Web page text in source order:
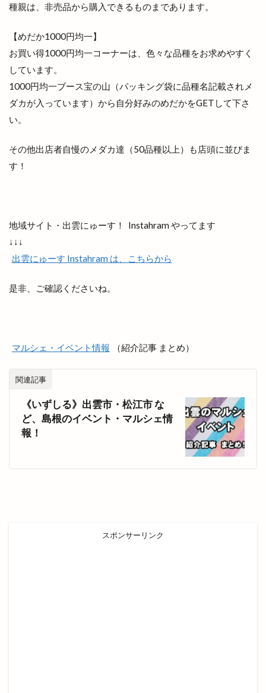
種親は、非売品から購入できるものまであります。
【めだか1000円均一】
お買い得1000円均一コーナーは、色々な品種をお求めやすく
しています。
1000円均一ブース宝の山（パッキング袋に品種名記載されメ
ダカが入っています）から自分好みのめだかをGETして下さ
い。
その他出店者自慢のメダカ達（50品種以上）も店頭に並びま
す！
地域サイト・出雲にゅーす！ Instahram やってます
↓↓↓
出雲にゅーす Instahram は、こちらから
是非、ご確認くださいね。
マルシェ・イベント情報 （紹介記事 まとめ）
関連記事
《いずしる》出雲市・松江市 な
ど、島根のイベント・マルシェ情
報！
スポンサーリンク